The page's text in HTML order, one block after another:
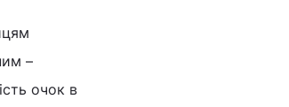
–
очок в